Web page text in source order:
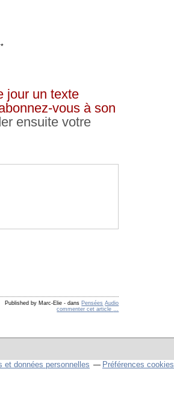
jour un texte
vous à son
ensuite votre
Published by Marc-Elie - dans Pensées Audio
commenter cet article
et données personnelles Préférences cookies